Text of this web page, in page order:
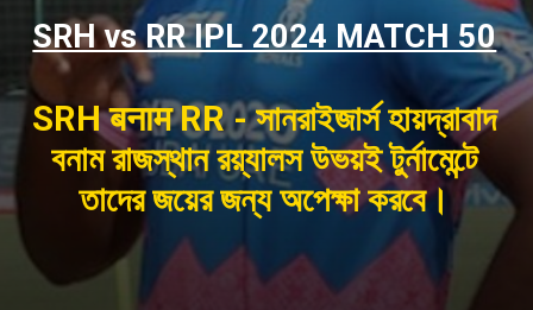
SRH बनाम RR - সানরাইজার্স হায়দ্রাবাদ
বনাম রাজস্থান রয়্যালস উভয়ই টুর্নামেন্টে
তাদের জয়ের জন্য অপেক্ষা করবে।
SRH vs RR IPL 2024 MATCH 50